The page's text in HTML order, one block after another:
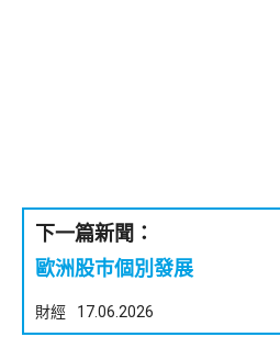
下一篇新聞：
歐洲股巿個別發展
財經 17.06.2026